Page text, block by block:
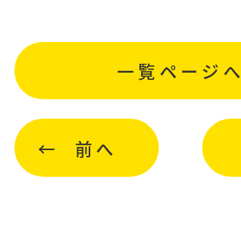
前へ
一覧ページへ